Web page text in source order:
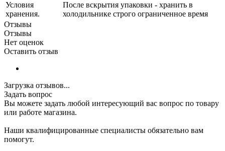
Условия
хранения.
После вскрытия упаковки - хранить в
холодильнике строго ограниченное время
Отзывы
Отзывы
Нет оценок
Оставить отзыв
Загрузка отзывов...
Задать вопрос
Вы можете задать любой интересующий вас вопрос по товару
или работе магазина.
Наши квалифицированные специалисты обязательно вам
помогут.